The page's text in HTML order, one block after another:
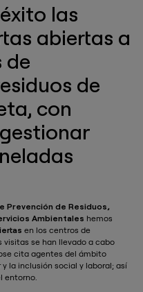
las
abiertas a
de
de
con
Prevención de Residuos,
Ambientales hemos
en los centros de
visitas se han llevado a cabo
cita agentes del ámbito
la inclusión social y laboral; así
entorno.